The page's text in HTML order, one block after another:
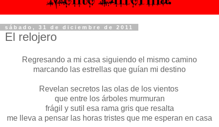
sábado, 31 de diciembre de 2011
El relojero
Regresando a mi casa siguiendo el mismo camino
marcando las estrellas que guían mi destino
Revelan secretos las olas de los vientos
que entre los árboles murmuran
frágil y sutil esa rama gris que resalta
me lleva a pensar las horas tristes que me esperan en casa